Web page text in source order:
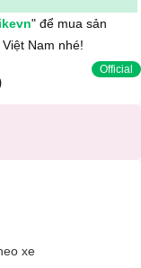
" để mua sản
Nam nhé!
Official
xe